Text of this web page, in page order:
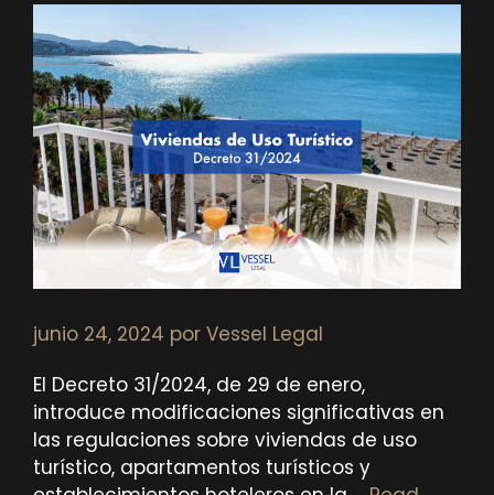
junio 24, 2024 por Vessel Legal
El Decreto 31/2024, de 29 de enero,
introduce modificaciones significativas en
las regulaciones sobre viviendas de uso
turístico, apartamentos turísticos y